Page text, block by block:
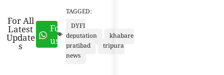
For All
Latest
Update
s
Follow
us
TAGGED:
DYFI
deputation
khabare
pratibad
tripura
news